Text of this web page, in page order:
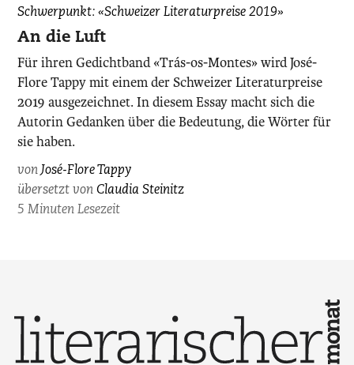
José-
Tappy,
fotografiert
von
Maurice
Haas.
Schwerpunkt: «Schweizer Literaturpreise 2019»
An die Luft
Für ihren Gedichtband «Trás-os-Montes» wird José-
Flore Tappy mit einem der Schweizer Literaturpreise
2019 ausgezeichnet. In diesem Essay macht sich die
Autorin Gedanken über die Bedeutung, die Wörter für
sie haben.
vonJosé-Flore Tappy
übersetzt vonClaudia Steinitz
5 Minuten Lesezeit